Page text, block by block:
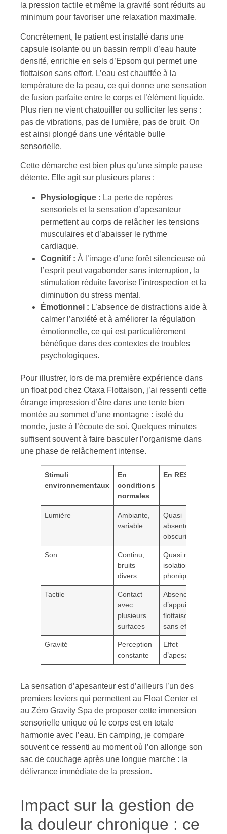
la pression tactile et même la gravité sont réduits au
minimum pour favoriser une relaxation maximale.
Concrètement, le patient est installé dans une
capsule isolante ou un bassin rempli d’eau haute
densité, enrichie en sels d’Epsom qui permet une
flottaison sans effort. L’eau est chauffée à la
température de la peau, ce qui donne une sensation
de fusion parfaite entre le corps et l’élément liquide.
Plus rien ne vient chatouiller ou solliciter les sens :
pas de vibrations, pas de lumière, pas de bruit. On
est ainsi plongé dans une véritable bulle
sensorielle.
Cette démarche est bien plus qu’une simple pause
détente. Elle agit sur plusieurs plans :
Physiologique : La perte de repères
sensoriels et la sensation d’apesanteur
permettent au corps de relâcher les tensions
musculaires et d’abaisser le rythme
cardiaque.
Cognitif : À l’image d’une forêt silencieuse où
l’esprit peut vagabonder sans interruption, la
stimulation réduite favorise l’introspection et la
diminution du stress mental.
Émotionnel : L’absence de distractions aide à
calmer l’anxiété et à améliorer la régulation
émotionnelle, ce qui est particulièrement
bénéfique dans des contextes de troubles
psychologiques.
Pour illustrer, lors de ma première expérience dans
un float pod chez Otaxa Flottaison, j’ai ressenti cette
étrange impression d’être dans une tente bien
montée au sommet d’une montagne : isolé du
monde, juste à l’écoute de soi. Quelques minutes
suffisent souvent à faire basculer l’organisme dans
une phase de relâchement intense.
Stimuli
environnementaux
En
conditions
normales
En REST
Lumière
Ambiante,
variable
Quasi
absente,
obscurité
Son
Continu,
bruits
divers
Quasi nul,
isolation
phonique
Tactile
Contact
avec
plusieurs
surfaces
Absence
d’appui,
flottaison
sans effort
Gravité
Perception
constante
Effet
d’apesanteur
La sensation d’apesanteur est d’ailleurs l’un des
premiers leviers qui permettent au Float Center et
au Zéro Gravity Spa de proposer cette immersion
sensorielle unique où le corps est en totale
harmonie avec l’eau. En camping, je compare
souvent ce ressenti au moment où l’on allonge son
sac de couchage après une longue marche : la
délivrance immédiate de la pression.
Impact sur la gestion de
la douleur chronique : ce